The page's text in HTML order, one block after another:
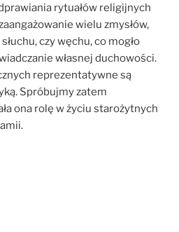
rytuałów religijnych
wielu zmysłów,
czy węchu, co mogło
własnej duchowości.
reprezentatywne są
Spróbujmy zatem
ona rolę w życiu starożytnych